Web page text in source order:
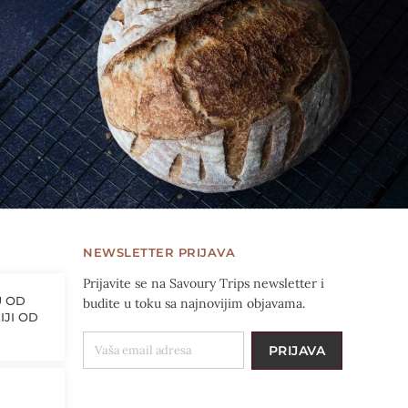
OD
OD
NEWSLETTER PRIJAVA
Prijavite se na Savoury Trips newsletter i
budite u toku sa najnovijim objavama.
VAŠA EMAIL ADRESA
PRIJAVA